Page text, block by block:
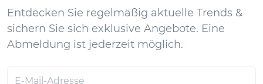
Entdecken Sie regelmäßig aktuelle Trends &
sichern Sie sich exklusive Angebote. Eine
Abmeldung ist jederzeit möglich.